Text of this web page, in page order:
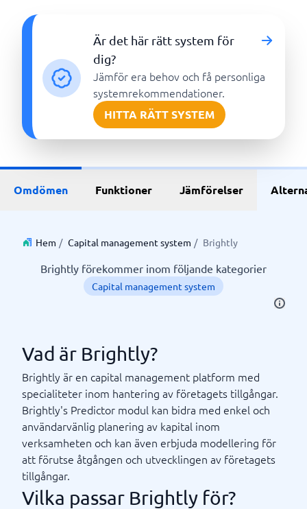
Är det här rätt system för
dig?
Jämför era behov och få personliga
systemrekommendationer.
HITTA RÄTT SYSTEM
Omdömen Funktioner Jämförelser
Hem / Capital management system / Brightly
Brightly förekommer inom följande kategorier
Capital management system
Vad är Brightly?
Brightly är en capital management platform med
specialiteter inom hantering av företagets tillgångar.
Brightly's Predictor modul kan bidra med enkel och
användarvänlig planering av kapital inom
verksamheten och kan även erbjuda modellering för
att förutse åtgången och utvecklingen av företagets
tillgångar.
Vilka passar Brightly för?